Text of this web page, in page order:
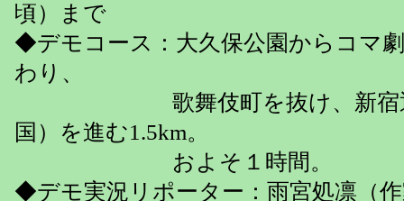
頃）まで
◆デモコース：大久保公園からコマ
わり、
歌舞伎町を抜け、新宿通
国）を進む1.5km。
およそ１時間。
◆デモ実況リポーター：雨宮処凛（